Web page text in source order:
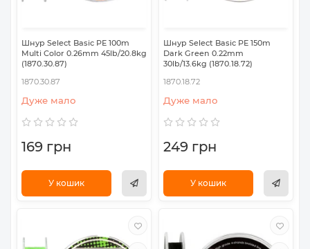
Шнур Select Basic PE 100m
Multi Color 0.26mm 45lb/20.8kg
(1870.30.87)
1870.30.87
Дуже мало
169 грн
У кошик
Шнур Select Basic PE 150m
Dark Green 0.22mm
30lb/13.6kg (1870.18.72)
1870.18.72
Дуже мало
249 грн
У кошик